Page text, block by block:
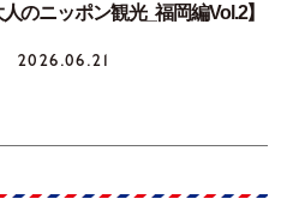
のニッポン観光_福岡編Vol.2】
2026.06.21